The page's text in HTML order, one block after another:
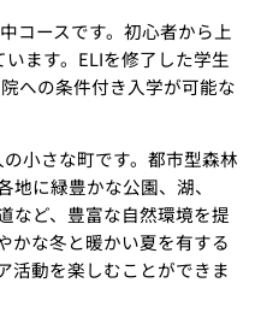
コースです。初心者から上
います。ELIを修了した学生
への条件付き入学が可能な
小さな町です。都市型森林
に緑豊かな公園、湖、
など、豊富な自然環境を提
かな冬と暖かい夏を有する
活動を楽しむことができま